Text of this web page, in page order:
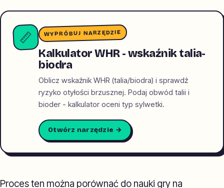
📏 WYPRÓBUJ NARZĘDZIE
Kalkulator WHR - wskaźnik talia-
biodra
Oblicz wskaźnik WHR (talia/biodra) i sprawdź
ryzyko otyłości brzusznej. Podaj obwód talii i
bioder - kalkulator oceni typ sylwetki.
Otwórz narzędzie →
Proces ten można porównać do nauki gry na